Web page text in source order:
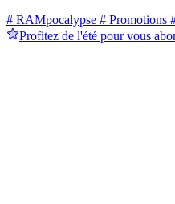
# RAMpocalypse # Promotions
Profitez de l'été pour vous